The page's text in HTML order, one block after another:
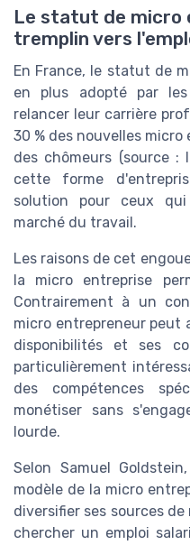
Le statut de micro
tremplin vers
En France, le statut de
en plus adopté par les
relancer leur carrière
30 % des nouvelles
des chômeurs (source :
cette forme
solution pour ceux
marché du travail.
Les raisons de cet
la micro entreprise
Contrairement à un
micro entrepreneur peut
disponibilités et ses
particulièrement
des compétences
monétiser sans
lourde.
Selon Samuel
modèle de la micro
diversifier ses sources
chercher un emploi